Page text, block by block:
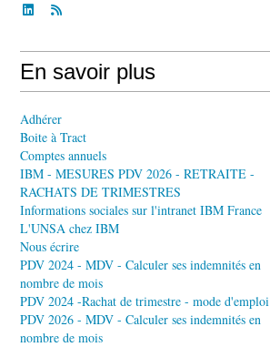
En savoir plus
Adhérer
Boite à Tract
Comptes annuels
IBM - MESURES PDV 2026 - RETRAITE -
RACHATS DE TRIMESTRES
Informations sociales sur l'intranet IBM France
L'UNSA chez IBM
Nous écrire
PDV 2024 - MDV - Calculer ses indemnités en
nombre de mois
PDV 2024 -Rachat de trimestre - mode d'emploi
PDV 2026 - MDV - Calculer ses indemnités en
nombre de mois